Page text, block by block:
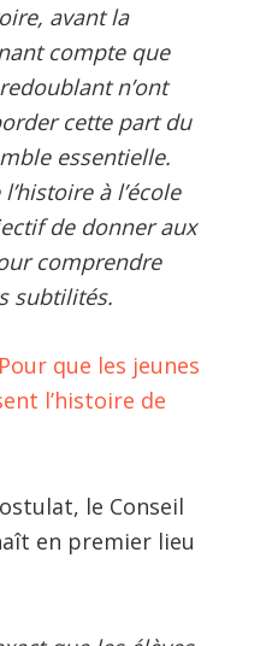
avant la
compte que
n’ont
cette part du
essentielle.
à l’école
de donner aux
comprendre
subtilités.
que les jeunes
l’histoire de
le Conseil
en premier lieu